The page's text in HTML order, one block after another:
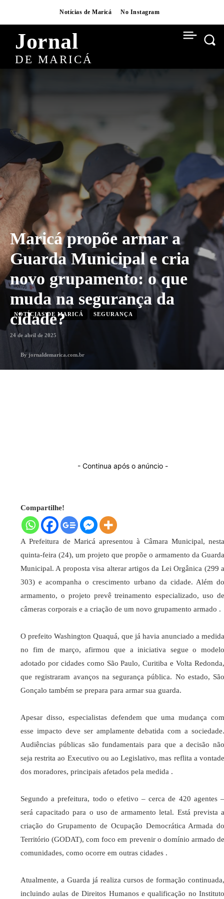
Notícias de Maricá No Instagram
Jornal
DE MARICÁ
Maricá propõe armar a
Guarda Municipal e cria
novo grupamento: o que
muda na segurança da
cidade?
NOTÍCIAS DE MARICÁ SEGURANÇA
24 de abril de 2025
By jornaldemarica.com.br
- Continua após o anúncio -
Compartilhe!
​A Prefeitura de Maricá apresentou à Câmara Municipal, nesta
quinta-feira (24), um projeto que propõe o armamento da Guarda
Municipal. A proposta visa alterar artigos da Lei Orgânica (299 a
303) e acompanha o crescimento urbano da cidade. Além do
armamento, o projeto prevê treinamento especializado, uso de
câmeras corporais e a criação de um novo grupamento armado .​
O prefeito Washington Quaquá, que já havia anunciado a medida
no fim de março, afirmou que a iniciativa segue o modelo
adotado por cidades como São Paulo, Curitiba e Volta Redonda,
que registraram avanços na segurança pública. No estado, São
Gonçalo também se prepara para armar sua guarda.​
Apesar disso, especialistas defendem que uma mudança com
esse impacto deve ser amplamente debatida com a sociedade.
Audiências públicas são fundamentais para que a decisão não
seja restrita ao Executivo ou ao Legislativo, mas reflita a vontade
dos moradores, principais afetados pela medida .​
Segundo a prefeitura, todo o efetivo – cerca de 420 agentes –
será capacitado para o uso de armamento letal. Está prevista a
criação do Grupamento de Ocupação Democrática Armada do
Território (GODAT), com foco em prevenir o domínio armado de
comunidades, como ocorre em outras cidades .​
Atualmente, a Guarda já realiza cursos de formação continuada,
incluindo aulas de Direitos Humanos e qualificação no Instituto